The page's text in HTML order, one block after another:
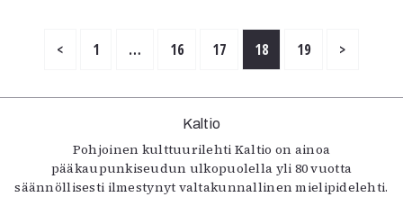
< 1 … 16 17 18 19 >
Kaltio
Pohjoinen kulttuurilehti Kaltio on ainoa
pääkaupunkiseudun ulkopuolella yli 80 vuotta
säännöllisesti ilmestynyt valtakunnallinen mielipidelehti.